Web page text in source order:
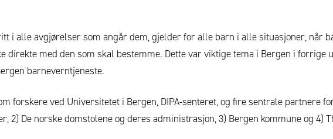
i alle avgjørelser som angår dem, gjelder for alle barn i alle situasjoner, når
direkte med den som skal bestemme. Dette var viktige tema i Bergen i forrige
barneverntjeneste.
forskere ved Universitetet i Bergen, DIPA-senteret, og fire sentrale partnere
2) De norske domstolene og deres administrasjon, 3) Bergen kommune og 4)